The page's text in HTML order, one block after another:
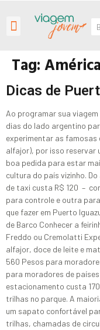
Tag:
Dicas de
Ao programar sua
dias do lado argentino
experimentar as famosas
alfajor), por isso reservar
boa pedida para estar
cultura do país vizinho.
de taxi custa R$ 120 –
para controle e outra
que fazer em Puerto
de Barco Conhecer a
Freddo ou Cremolatti
alfajor, doce de leite e
560 Pesos para
para moradores de
estacionamento custa
trilhas no parque. A
um sapato confortável
trilhas, chamadas de